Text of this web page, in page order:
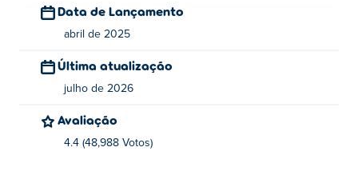
Como posso jogar Car Parking School de
Você pode jogar Car Parking School gratuitamente no
Posso jogar Car Parking School em
dispositivos móveis e desktop?
Data de Lançamento
abril de 2025
Última atualização
julho de 2026
Avaliação
4.4 (48,988 Votos)